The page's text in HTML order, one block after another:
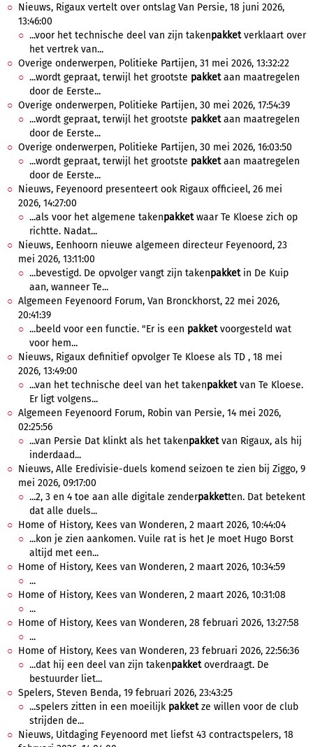
Nieuws, Rigaux vertelt over ontslag Van Persie, 18 juni 2026,
13:46:00
...voor het technische deel van zijn takenpakketverklaart over
het vertrek van...
Overige onderwerpen, Politieke Partijen, 31 mei 2026, 13:32:22
...wordt gepraat, terwijl het grootste pakketaan maatregelen
door de Eerste...
Overige onderwerpen, Politieke Partijen, 30 mei 2026, 17:54:39
...wordt gepraat, terwijl het grootste pakketaan maatregelen
door de Eerste...
Overige onderwerpen, Politieke Partijen, 30 mei 2026, 16:03:50
...wordt gepraat, terwijl het grootste pakketaan maatregelen
door de Eerste...
Nieuws, Feyenoord presenteert ook Rigaux officieel, 26 mei
2026, 14:27:00
...als voor het algemene takenpakketwaar Te Kloese zich op
richtte. Nadat...
Nieuws, Eenhoorn nieuwe algemeen directeur Feyenoord, 23
mei 2026, 13:11:00
...bevestigd. De opvolger vangt zijn takenpakketin De Kuip
aan, wanneer Te...
Algemeen Feyenoord Forum, Van Bronckhorst, 22 mei 2026,
20:41:39
...beeld voor een functie. "Er is een pakketvoorgesteld wat
voor hem...
Nieuws, Rigaux definitief opvolger Te Kloese als TD , 18 mei
2026, 13:49:00
...van het technische deel van het takenpakketvan Te Kloese.
Er ligt volgens...
Algemeen Feyenoord Forum, Robin van Persie, 14 mei 2026,
02:25:56
...van Persie Dat klinkt als het takenpakketvan Rigaux, als hij
inderdaad...
Nieuws, Alle Eredivisie-duels komend seizoen te zien bij Ziggo, 9
mei 2026, 09:17:00
...2, 3 en 4 toe aan alle digitale zenderpakketten. Dat betekent
dat alle duels...
Home of History, Kees van Wonderen, 2 maart 2026, 10:44:04
...kon je zien aankomen. Vuile rat is het Je moet Hugo Borst
altijd met een...
Home of History, Kees van Wonderen, 2 maart 2026, 10:34:59
...
Home of History, Kees van Wonderen, 2 maart 2026, 10:31:08
...
Home of History, Kees van Wonderen, 28 februari 2026, 13:27:58
...
Home of History, Kees van Wonderen, 23 februari 2026, 22:56:36
...dat hij een deel van zijn takenpakketoverdraagt. De
bestuurder liet...
Spelers, Steven Benda, 19 februari 2026, 23:43:25
...spelers zitten in een moeilijk pakketze willen voor de club
strijden de...
Nieuws, Uitdaging Feyenoord met liefst 43 contractspelers, 18